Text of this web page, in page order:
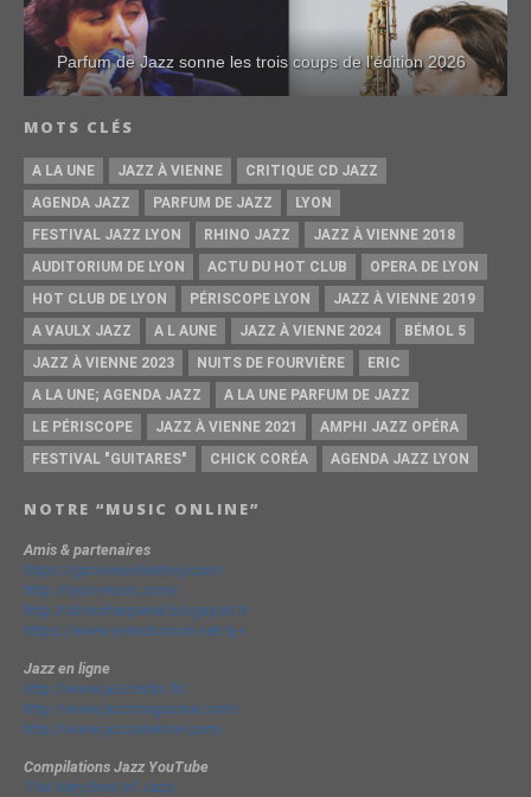
Parfum de Jazz sonne les trois coups de l’édition 2026
MOTS CLÉS
A LA UNE JAZZ À VIENNE
CRITIQUE CD JAZZ
AGENDA JAZZ
PARFUM DE JAZZ
LYON
FESTIVAL JAZZ LYON
RHINO JAZZ
JAZZ À VIENNE 2018
AUDITORIUM DE LYON
ACTU DU HOT CLUB
OPERA DE LYON
HOT CLUB DE LYON
PÉRISCOPE LYON
JAZZ À VIENNE 2019
A VAULX JAZZ
A L AUNE JAZZ À VIENNE 2024
BÉMOL 5
JAZZ À VIENNE 2023
NUITS DE FOURVIÈRE
ERIC
A LA UNE; AGENDA JAZZ
A LA UNE PARFUM DE JAZZ
LE PÉRISCOPE
JAZZ À VIENNE 2021
AMPHI JAZZ OPÉRA
FESTIVAL "GUITARES"
CHICK CORÉA AGENDA JAZZ LYON
NOTRE “MUSIC ONLINE”
Amis & partenaires
https://groovesidestory.com/
http://lyon-music.com/
http://chrischarpenel.blogspot.fr
https://www.yvesdorison.net/q-r
Jazz en ligne
http://www.jazzradio.fr/
http://www.jazzmagazine.com/
http://www.jazzavienne.com/
Compilations Jazz YouTube
The Very Best of Jazz